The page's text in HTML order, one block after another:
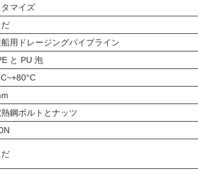
マイズ
用ドレージングパイプライン
と PU 泡
鋼ボルトとナッツ